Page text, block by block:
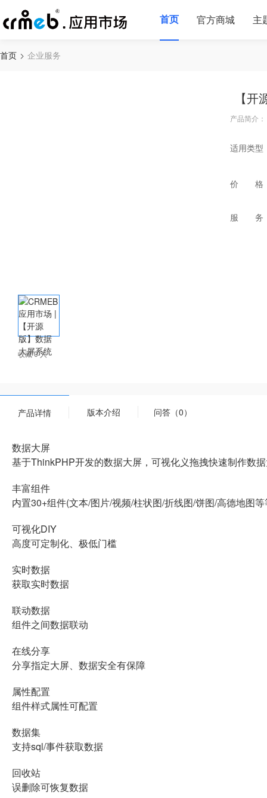
首页 官方商城 主
首页 企业服务
收藏 0 人
【
产品简介
适用类型
价 格
服 务
产品详情 版本介绍 问答（0）
数据大屏
基于ThinkPHP开发的数据大屏，可视化义拖拽快速制作数
丰富组件
内置30+组件(文本/图片/视频/柱状图/折线图/饼图/高德地图
可视化DIY
高度可定制化、极低门槛
实时数据
获取实时数据
联动数据
组件之间数据联动
在线分享
分享指定大屏、数据安全有保障
属性配置
组件样式属性可配置
数据集
支持sql/事件获取数据
回收站
误删除可恢复数据